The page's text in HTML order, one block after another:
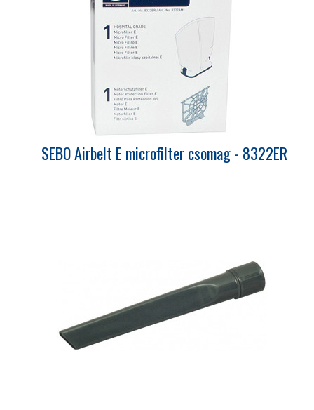
SEBO Airbelt E microfilter csomag - 8322ER